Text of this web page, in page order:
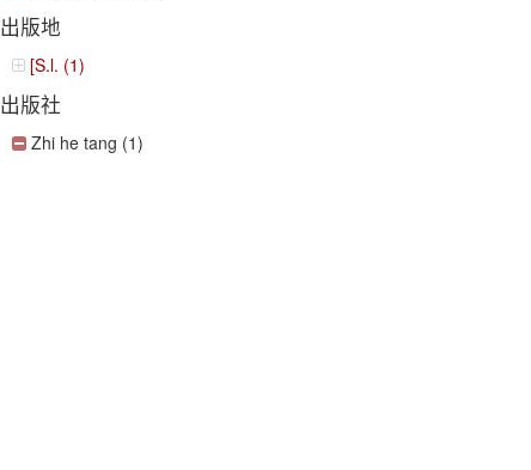
出版地
[S.l. (1)
出版社
Zhi he tang (1)